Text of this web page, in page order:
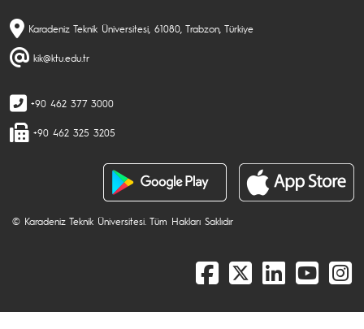
Karadeniz Teknik Üniversitesi, 61080, Trabzon, Türkiye
kik@ktu.edu.tr
+90 462 377 3000
+90 462 325 3205
© Karadeniz Teknik Üniversitesi. Tüm Hakları Saklıdır